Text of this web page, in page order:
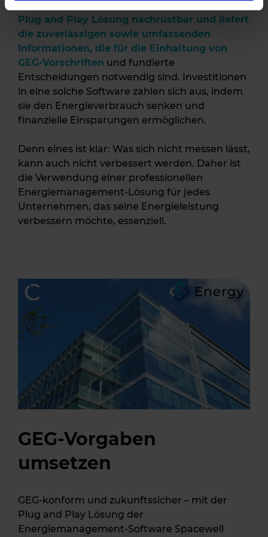
Plug and Play Lösung nachrüstbar und liefert
die zuverlässigen sowie umfassenden
Informationen, die für die Einhaltung von
GEG-Vorschriften und fundierte
Entscheidungen notwendig sind. Investitionen
in eine solche Software zahlen sich aus, indem
sie den Energieverbrauch senken und
finanzielle Einsparungen ermöglichen.
Denn eines ist klar: Was sich nicht messen lässt,
kann auch nicht verbessert werden. Daher ist
die Verwendung einer professionellen
Energiemanagement-Lösung für jedes
Unternehmen, das seine Energieleistung
verbessern möchte, essenziell.
GEG-Vorgaben
umsetzen
GEG-konform und zukunftssicher – mit der
Plug and Play Lösung der
Energiemanagement-Software Spacewell